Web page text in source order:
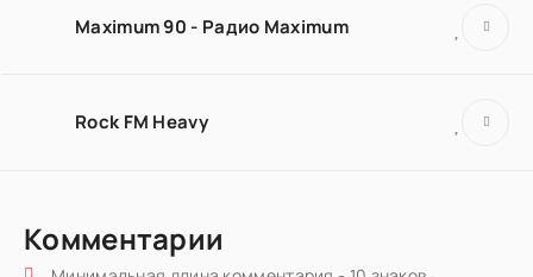
Maximum 90 - Радио Maximum
Rock FM Heavy
Комментарии